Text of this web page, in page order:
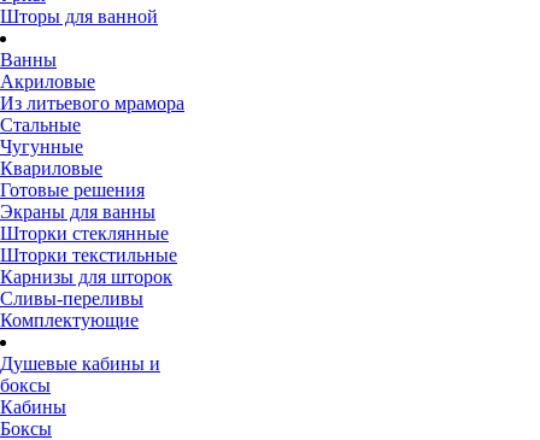
Шторы для ванной
Ванны
Акриловые
Из литьевого мрамора
Стальные
Чугунные
Квариловые
Готовые решения
Экраны для ванны
Шторки стеклянные
Шторки текстильные
Карнизы для шторок
Сливы-переливы
Комплектующие
Душевые кабины и
боксы
Кабины
Боксы